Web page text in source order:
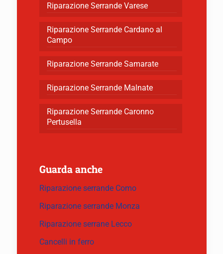
Riparazione Serrande Varese
Riparazione Serrande Cardano al
Campo
Riparazione Serrande Samarate
Riparazione Serrande Malnate
Riparazione Serrande Caronno
Pertusella
Guarda anche
Riparazione serrande Como
Riparazione serrande Monza
Riparazione serrane Lecco
Cancelli in ferro